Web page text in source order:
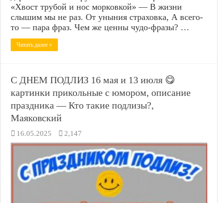
«Хвост трубой и нос морковкой» — В жизни
слышим мы не раз. От уныния страховка, А всего-
то — пара фраз. Чем же ценны чудо-фразы? …
Читать далее »
С ДНЕМ ПОДЛИЗ 16 мая и 13 июля 😋
картинки прикольные с юмором, описание
праздника — Кто такие подлизы?,
Маяковский
16.05.2025 2,147